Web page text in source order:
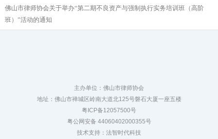
（高阶班）”活动的通知
佛山市律师协会关于举办“第二期不良资产与强制执行实务培训班（高阶
班）”活动的通知
主办单位：佛山市律师协会
地址：佛山市禅城区岭南大道北125号磐石大厦一座五楼
粤ICP备12057500号
粤公网安备 44060402000355号
技术支持：法智时代科技